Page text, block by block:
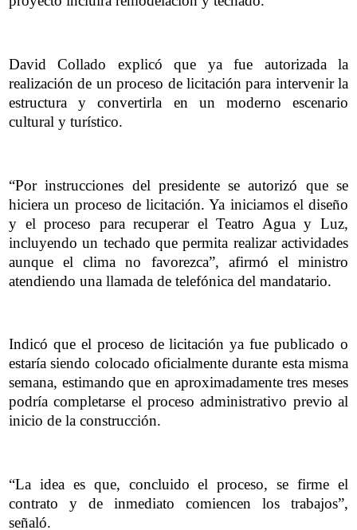
David Collado explicó que ya fue autorizada la
realización de un proceso de licitación para intervenir la
estructura y convertirla en un moderno escenario
cultural y turístico.
“Por instrucciones del presidente se autorizó que se
hiciera un proceso de licitación. Ya iniciamos el diseño
y el proceso para recuperar el Teatro Agua y Luz,
incluyendo un techado que permita realizar actividades
aunque el clima no favorezca”, afirmó el ministro
atendiendo una llamada de telefónica del mandatario.
Indicó que el proceso de licitación ya fue publicado o
estaría siendo colocado oficialmente durante esta misma
semana, estimando que en aproximadamente tres meses
podría completarse el proceso administrativo previo al
inicio de la construcción.
“La idea es que, concluido el proceso, se firme el
contrato y de inmediato comiencen los trabajos”,
señaló.